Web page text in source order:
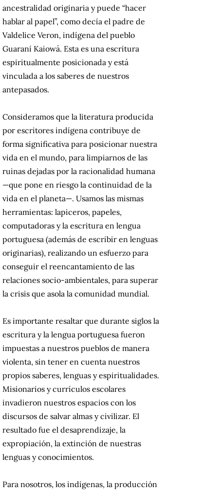
ancestralidad originaria y puede “hacer
hablar al papel”, como decía el padre de
Valdelice Veron, indígena del pueblo
Guaraní Kaiowá. Esta es una escritura
espiritualmente posicionada y está
vinculada a los saberes de nuestros
antepasados.
Consideramos que la literatura producida
por escritores indígena contribuye de
forma significativa para posicionar nuestra
vida en el mundo, para limpiarnos de las
ruinas dejadas por la racionalidad humana
—que pone en riesgo la continuidad de la
vida en el planeta—. Usamos las mismas
herramientas: lapiceros, papeles,
computadoras y la escritura en lengua
portuguesa (además de escribir en lenguas
originarias), realizando un esfuerzo para
conseguir el reencantamiento de las
relaciones socio-ambientales, para superar
la crisis que asola la comunidad mundial.
Es importante resaltar que durante siglos la
escritura y la lengua portuguesa fueron
impuestas a nuestros pueblos de manera
violenta, sin tener en cuenta nuestros
propios saberes, lenguas y espiritualidades.
Misionarios y currículos escolares
invadieron nuestros espacios con los
discursos de salvar almas y civilizar. El
resultado fue el desaprendizaje, la
expropiación, la extinción de nuestras
lenguas y conocimientos.
Para nosotros, los indígenas, la producción